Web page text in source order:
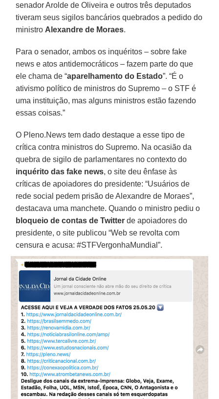
senador Arolde de Oliveira e outros três deputados
tiveram seus sigilos bancários quebrados a pedido do
ministro Alexandre de Moraes.
Para o senador, ambos os inquéritos – sobre fake
news e atos antidemocráticos – fazem parte do que
ele chama de “aparelhamento do Estado”. “É o
ativismo político de ministros do Supremo – o STF é
uma instituição, mas alguns ministros estão fazendo
essas coisas.”
O Pleno.News tem dado destaque a esse tipo de
crítica contra ministros do Supremo. Na ocasião da
quebra de sigilo de parlamentares no contexto do
inquérito das fake news, o site deu ênfase às
críticas de apoiadores do presidente: “Usuários de
rede social pedem prisão de Alexandre de Moraes”,
destacava uma manchete. Quando o ministro pediu o
bloqueio de contas de Twitter de apoiadores do
presidente, o site publicou “Web se revolta com
censura e acusa: #STFVergonhaMundial”.